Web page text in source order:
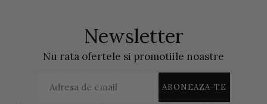
Newsletter
Nu rata ofertele si promotiile noastre